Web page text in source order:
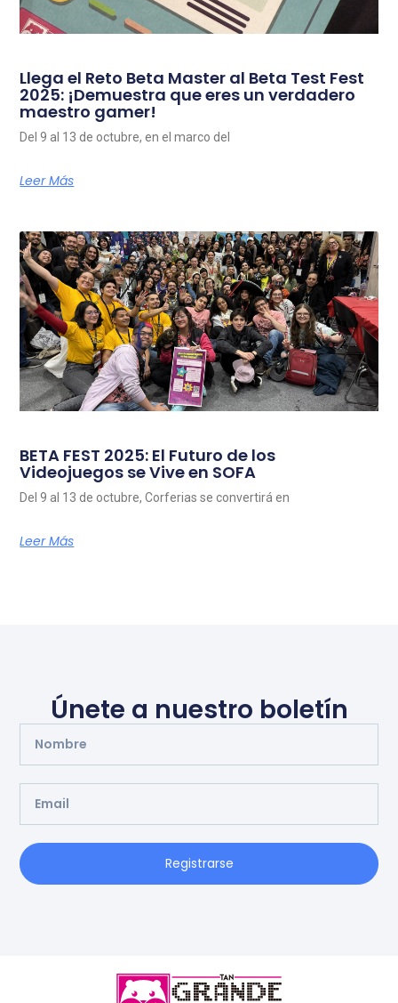
Llega el Reto Beta Master al Beta Test Fest
2025: ¡Demuestra que eres un verdadero
maestro gamer!
Del 9 al 13 de octubre, en el marco del
Leer Más
BETA FEST 2025: El Futuro de los
Videojuegos se Vive en SOFA
Del 9 al 13 de octubre, Corferias se convertirá en
Leer Más
Únete a nuestro boletín
Registrarse